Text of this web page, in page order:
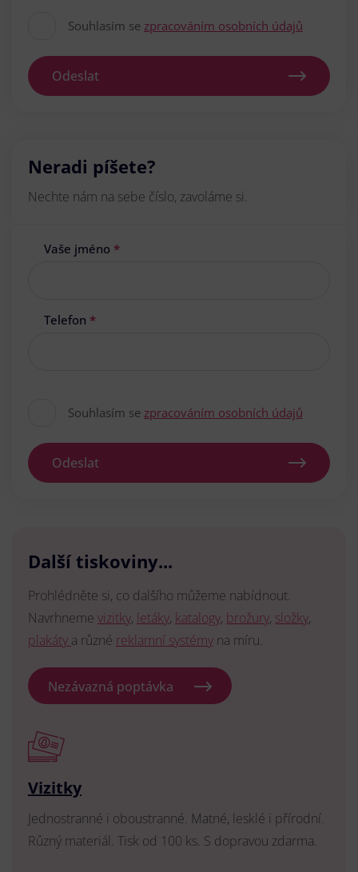
Souhlasím se zpracováním osobních údajů
Odeslat
Neradi píšete?
Nechte nám na sebe číslo, zavoláme si.
Vaše jméno *
Telefon *
Souhlasím se zpracováním osobních údajů
Odeslat
Další tiskoviny...
Prohlédněte si, co dalšího můžeme nabídnout.
Navrhneme vizitky, letáky, katalogy, brožury, složky,
plakáty a různé reklamní systémy na míru.
Nezávazná poptávka
Vizitky
Jednostranné i oboustranné. Matné, lesklé i přírodní.
Různý materiál. Tisk od 100 ks. S dopravou zdarma.